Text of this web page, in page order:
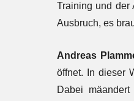
Training und der
Ausbruch, es
Andreas
öffnet. In dieser
Dabei